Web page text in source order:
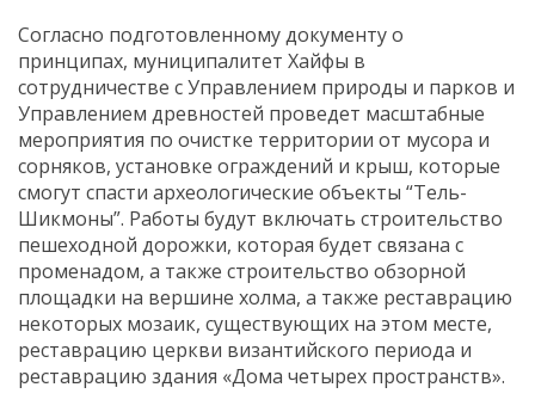
Согласно подготовленному документу о
принципах, муниципалитет Хайфы в
сотрудничестве с Управлением природы и парков и
Управлением древностей проведет масштабные
мероприятия по очистке территории от мусора и
сорняков, установке ограждений и крыш, которые
смогут спасти археологические объекты “Тель-
Шикмоны”. Работы будут включать строительство
пешеходной дорожки, которая будет связана с
променадом, а также строительство обзорной
площадки на вершине холма, а также реставрацию
некоторых мозаик, существующих на этом месте,
реставрацию церкви византийского периода и
реставрацию здания «Дома четырех пространств».